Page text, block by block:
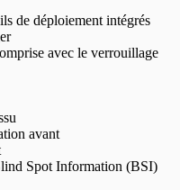
de déploiement intégrés
avec le verrouillage
avant
Spot Information (BSI)